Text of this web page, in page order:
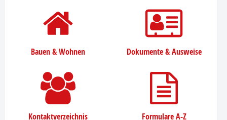
Bauen & Wohnen Dokumente & Ausweise
Kontaktverzeichnis Formulare A-Z